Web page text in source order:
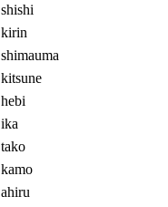
shishi
kirin
shimauma
kitsune
hebi
ika
tako
kamo
ahiru